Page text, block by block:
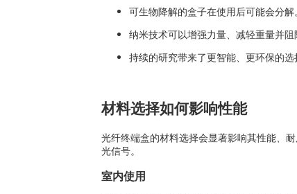
可生物降解的盒子在使用后可能会分解。
纳米技术可以增强力量、减轻重量并阻
持续的研究带来了更智能、更环保的选
材料选择如何影响性能
光纤终端盒的材料选择会显著影响其性能、
光信号。
室内使用